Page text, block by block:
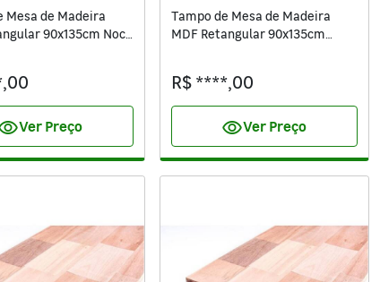
Mesa de Madeira
90x135cm Noce
Ver Preço
Tampo de Mesa de Madeira
MDF Retangular 90x135cm
R$ ****,00
visibilityVer Preço